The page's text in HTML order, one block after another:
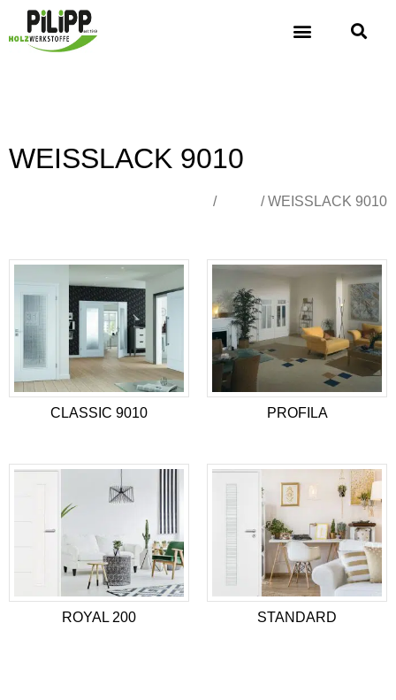
WEISSLACK 9010
/ / WEISSLACK 9010
CLASSIC 9010 PROFILA
ROYAL 200 STANDARD